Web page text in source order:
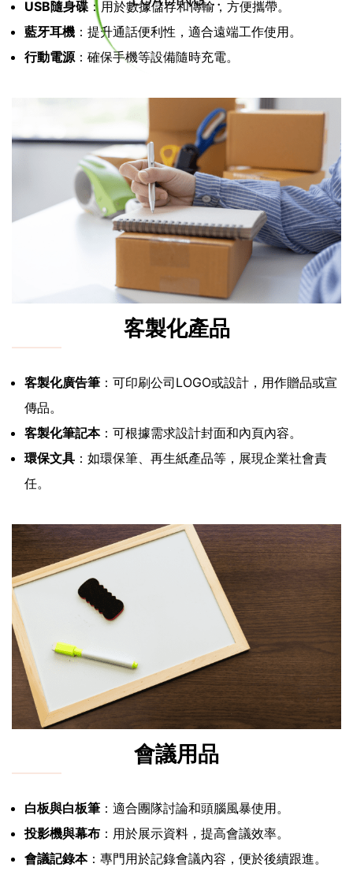
USB隨身碟 ：用於數據儲存和傳輸，方便攜帶。
藍牙耳機 ：提升通話便利性，適合遠端工作使用。
行動電源：確保手機等設備隨時充電。
客製化產品
客製化廣告筆 ：可印刷公司LOGO或設計，用作贈品或宣
傳品。
客製化筆記本：可根據需求設計封面和內頁內容。
環保文具 ：如環保筆、再生紙產品等，展現企業社會責
任。
會議用品
白板與白板筆 ：適合團隊討論和頭腦風暴使用。
投影機與幕布 ：用於展示資料，提高會議效率。
會議記錄本：專門用於記錄會議內容，便於後續跟進。